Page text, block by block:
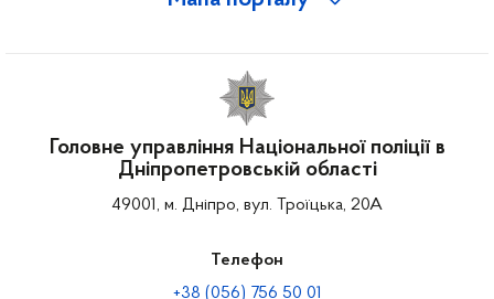
Головне управління Національної поліції в
Дніпропетровській області
49001, м. Дніпро, вул. Троїцька, 20А
Телефон
+38 (056) 756 50 01